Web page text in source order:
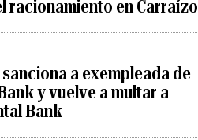
racionamiento en Carraízo
sanciona a exempleada de
y vuelve a multar a
Bank